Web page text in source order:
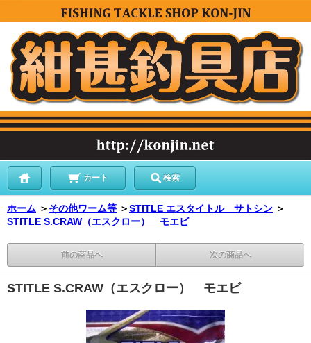
カート 検索
ホーム ＞ その他ワーム等 ＞STITLE エスタイトル サトシン ＞
STITLE S.CRAW（エスクロー） モエビ
前の商品へ 次の商品へ
STITLE S.CRAW（エスクロー） モエビ